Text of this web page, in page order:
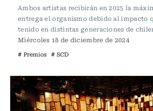
Ambos artistas recibirán en 2025 la
entrega el organismo debido al impacto
tenido en distintas generaciones de
Miércoles 18 de diciembre de 2024
# Premios # SCD